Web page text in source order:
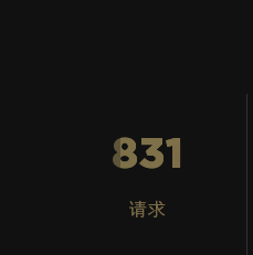
831
请求